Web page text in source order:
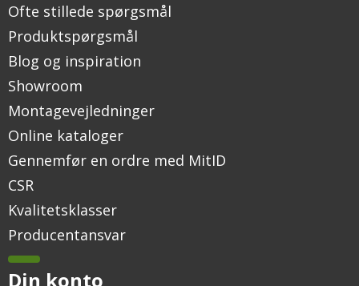
Ofte stillede spørgsmål
Produktspørgsmål
Blog og inspiration
Showroom
Montagevejledninger
Online kataloger
Gennemfør en ordre med MitID
CSR
Kvalitetsklasser
Producentansvar
Din konto